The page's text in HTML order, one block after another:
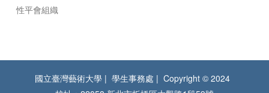
性平會組織
國立臺灣藝術大學 學生事務處
Copyright © 2024